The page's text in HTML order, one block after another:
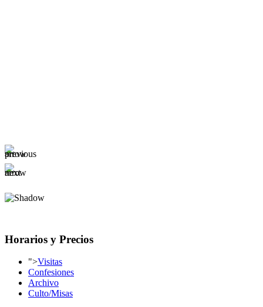
Horarios y Precios
">Visitas
Confesiones
Archivo
Culto/Misas